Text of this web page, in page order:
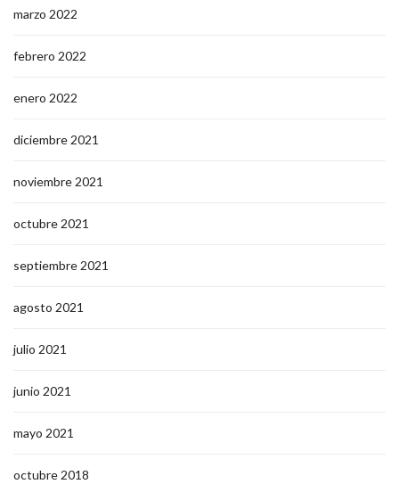
marzo 2022
febrero 2022
enero 2022
diciembre 2021
noviembre 2021
octubre 2021
septiembre 2021
agosto 2021
julio 2021
junio 2021
mayo 2021
octubre 2018